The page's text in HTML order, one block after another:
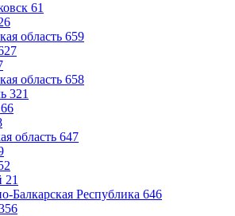
61
область 659
область 658
321
66
область 647
21
Балкарская Республика 646